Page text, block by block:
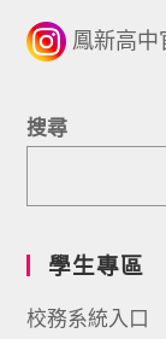
鳳新高
搜尋
學生專區
校務系統入口